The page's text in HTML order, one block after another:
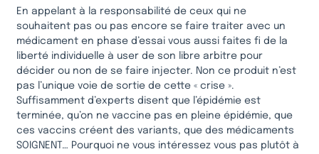
En appelant à la responsabilité de ceux qui ne
souhaitent pas ou pas encore se faire traiter avec un
médicament en phase d’essai vous aussi faites fi de la
liberté individuelle à user de son libre arbitre pour
décider ou non de se faire injecter. Non ce produit n’est
pas l’unique voie de sortie de cette « crise ».
Suffisamment d’experts disent que l’épidémie est
terminée, qu’on ne vaccine pas en pleine épidémie, que
ces vaccins créent des variants, que des médicaments
SOIGNENT… Pourquoi ne vous intéressez vous pas plutôt à